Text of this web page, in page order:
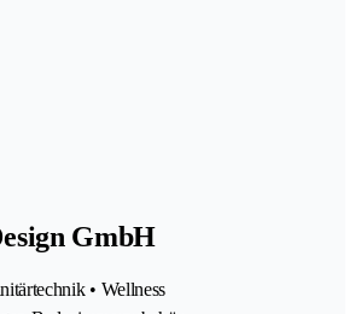
GmbH
• Wellness